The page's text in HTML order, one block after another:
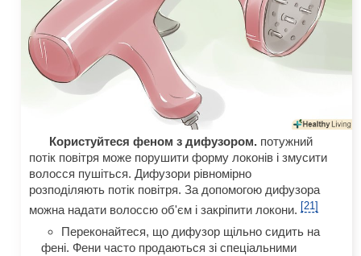
Користуйтеся феном з дифузором. потужний
потік повітря може порушити форму локонів і змусити
волосся пушіться. Дифузори рівномірно
розподіляють потік повітря. За допомогою дифузора
можна надати волоссю об'єм і закріпити локони.[21]
Переконайтеся, що дифузор щільно сидить на
фені. Фени часто продаються зі спеціальними